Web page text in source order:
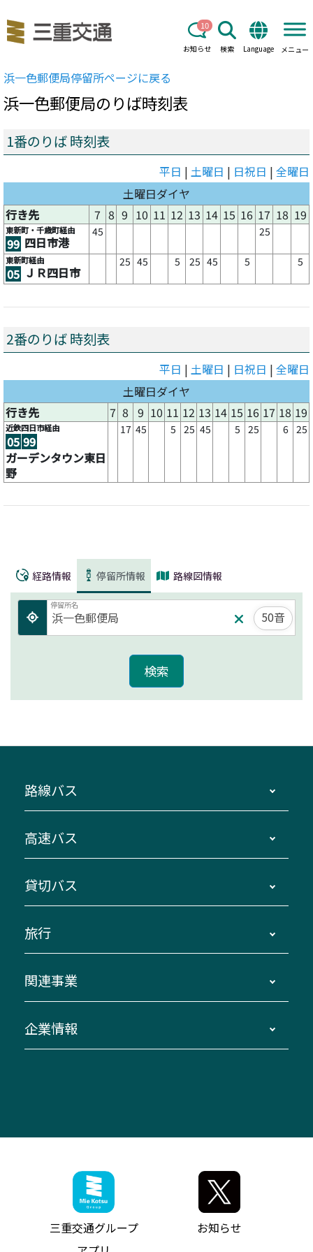
お知らせ
10
検索 Language メニュー
浜一色郵便局停留所ページに戻る
浜一色郵便局のりば時刻表
1番のりば 時刻表
平日 | 土曜日 | 日祝日 | 全曜日
土曜日ダイヤ
行き先
7 8 9 10 11 12 13 14 15 16 17 18 19
東新町・千歳町経由
99 四日市港
45 25
東新町経由
05 ＪＲ四日市
25 45 5 25 45 5 5
2番のりば 時刻表
平日 | 土曜日 | 日祝日 | 全曜日
土曜日ダイヤ
行き先
7 8 9 10 11 12 13 14 15 16 17 18 19
近鉄四日市経由
05 99
ガーデンタウン東日
野
17 45 5 25 45 5 25 6 25
経路情報 停留所情報 路線図情報
停留所名
50音
路線バス
主要停留所案内図・時刻表
路線バスのご利用方法
三重交通接近情報バスロケーションシステム
迂回・休止について
臨時バスについて
伊勢二見鳥羽周遊バスCANばす
「みえブルーライン」（三重大学病院直通バ
神都ライナー
ミジュマルのラッピングバス（鈴鹿管内）
参宮バス
神都バス
高速バス
南紀・VISON～横浜・東京・埼玉
伊賀～名古屋
南紀～VISON～名古屋
湯の山温泉～名古屋
桑名・長島温泉・金城ふ頭駅～中部国際空港
（休止中）
お客様駐車場のご案内
アイコンの説明
インターネット予約
よくあるご質問
貸切バス
貸切バスのご利用について
お問い合わせ
旅行
貸切バス団体旅行
美し国周遊ばす
関連事業
自家用自動車車両運行管理
ザ・バスコレクション三重交通バスセット
三重交通公式グッズ
企業情報
ファンコーナー
お問い合わせ
お知らせ・最新情報一覧
ニュースリリース
三重交通グループ
お知らせ